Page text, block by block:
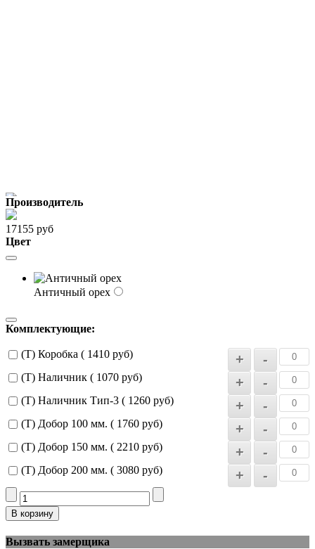
Производитель
17155 руб
Цвет
Античный орех
Комплектующие:
(Т) Коробка ( 1410 руб)
(Т) Наличник ( 1070 руб)
(Т) Наличник Тип-3 ( 1260 руб)
(Т) Добор 100 мм. ( 1760 руб)
(Т) Добор 150 мм. ( 2210 руб)
(Т) Добор 200 мм. ( 3080 руб)
Вызвать замерщика